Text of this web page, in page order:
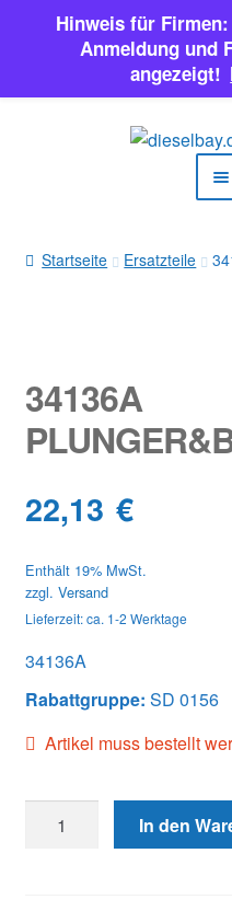
SALE
Classic Parts
Startseite Ersatzteile
34136A
22,13 €
Enthält 19% MwSt.
zzgl. Versand
Lieferzeit: ca. 1-2 Werktage
34136A
Rabattgruppe: SD 0156
Artikel muss bestellt
PLUNGER&BARREL
In den
Hinweis für
Anmeldung und
angezeigt!